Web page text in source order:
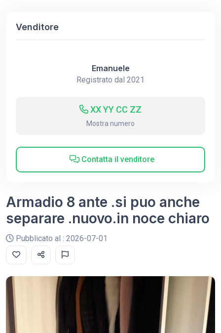
Venditore
Emanuele
Registrato dal 2021
XX YY CC ZZ
Mostra numero
Contatta il venditore
Armadio 8 ante .si puo anche
separare .nuovo.in noce chiaro
Pubblicato al : 2026-07-01